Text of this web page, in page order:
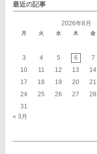
最近の記事
2026年8月
月 火 水 木 金
3
4 5 6 7
10
11 12 13 14
17
18 19 20 21
24
25 26 27 28
31
« 3月